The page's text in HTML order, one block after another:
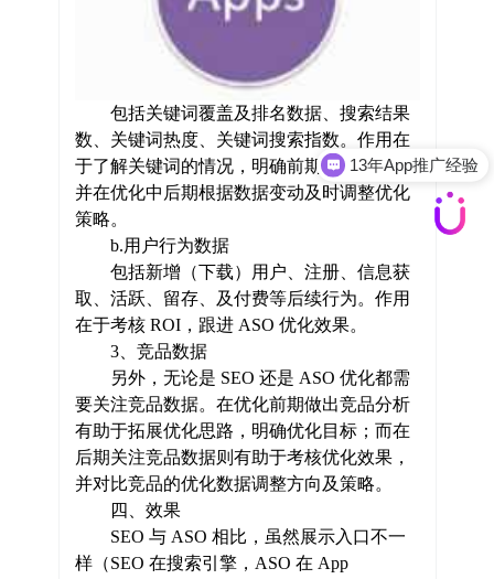
包括关键词覆盖及排名数据、搜索结果
数、关键词热度、关键词搜索指数。作用在
于了解关键词的情况，明确前期优化方向，
并在优化中后期根据数据变动及时调整优化
策略。
b.用户行为数据
包括新增（下载）用户、注册、信息获
取、活跃、留存、及付费等后续行为。作用
在于考核 ROI，跟进 ASO 优化效果。
3、竞品数据
另外，无论是 SEO 还是 ASO 优化都需
要关注竞品数据。在优化前期做出竞品分析
有助于拓展优化思路，明确优化目标；而在
后期关注竞品数据则有助于考核优化效果，
并对比竞品的优化数据调整方向及策略。
四、效果
SEO 与 ASO 相比，虽然展示入口不一
样（SEO 在搜索引擎，ASO 在 App
13年App推广经验